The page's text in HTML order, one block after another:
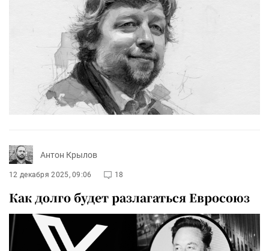
Антон Крылов
12 декабря 2025, 09:06 18
Как долго будет разлагаться Евросоюз